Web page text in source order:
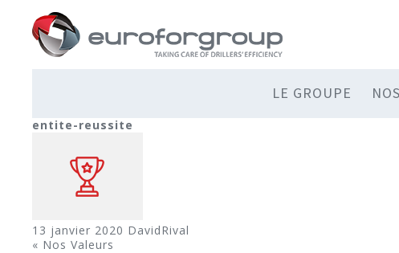
LE GROUPE
entite-reussite
13 janvier 2020 DavidRival
« Nos Valeurs